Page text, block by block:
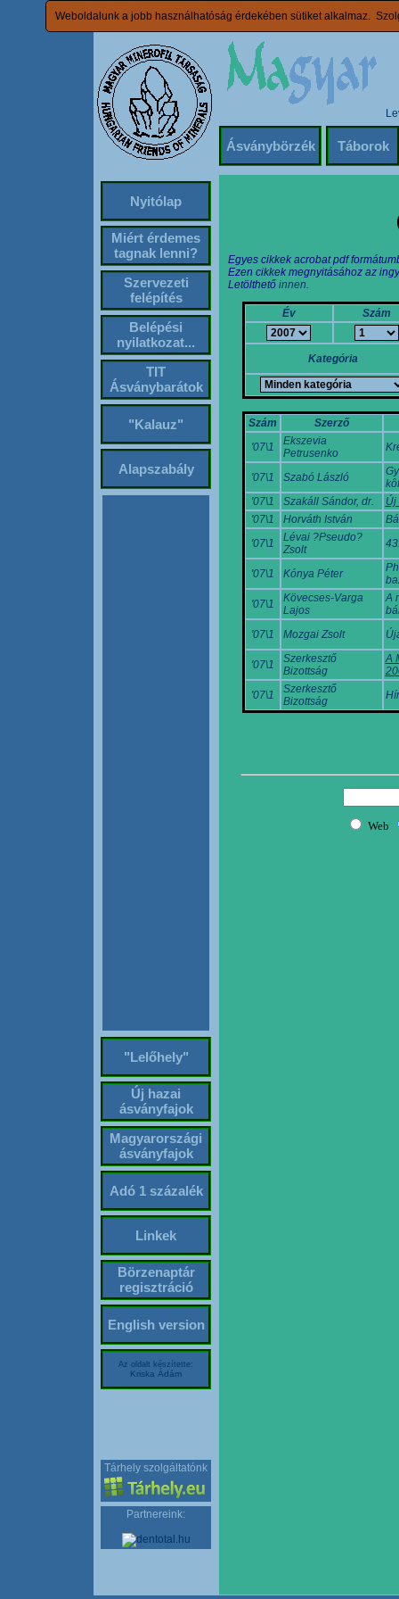
Weboldalunk a jobb használhatóság érdekében sütiket alkalmaz.
Ásványbörzék Táborok
Nyitólap
Miért érdemes
tagnak lenni?
Szervezeti
felépítés
Belépési
nyilatkozat...
TIT
Ásványbarátok
"Kalauz"
Alapszabály
"Lelőhely"
Új hazai
ásványfajok
Magyarországi
ásványfajok
Adó 1 százalék
Linkek
Börzenaptár
regisztráció
English version
Az oldalt készítette:
Kriska Ádám
Tárhely szolgáltatónk
Partnereink:
Egyes cikkek acrobat pdf
Ezen cikkek megnyitásához az
Letölthető innen.
Év Szám
Kategória
Szám
Szerző
'07\1
Ekszevia
Petrusenko
'07\1 Szabó László
'07\1
Szakáll Sándor, dr.
Új
'07\1
Horváth István
'07\1
Lévai ?Pseudo?
Zsolt
'07\1 Kónya Péter
'07\1
Kövecses-Varga
Lajos
A
'07\1
Mozgai Zsolt
'07\1
Szerkesztő
Bizottság
A
'07\1
Szerkesztő
Bizottság